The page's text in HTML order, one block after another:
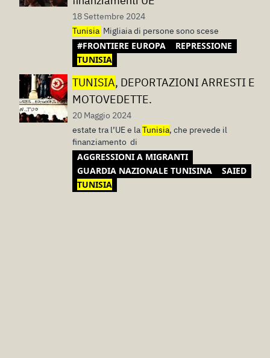
18 Settembre 2024
Tunisia Migliaia di persone sono scese
#FRONTIERE EUROPA
REPRESSIONE
TUNISIA
TUNISIA, DEPORTAZIONI ARRESTI E
MOTOVEDETTE.
20 Maggio 2024
estate tra l’UE e laTunisia, che prevede il
finanziamento di
AGGRESSIONI A MIGRANTI
GUARDIA NAZIONALE TUNISINA
SAIED
TUNISIA